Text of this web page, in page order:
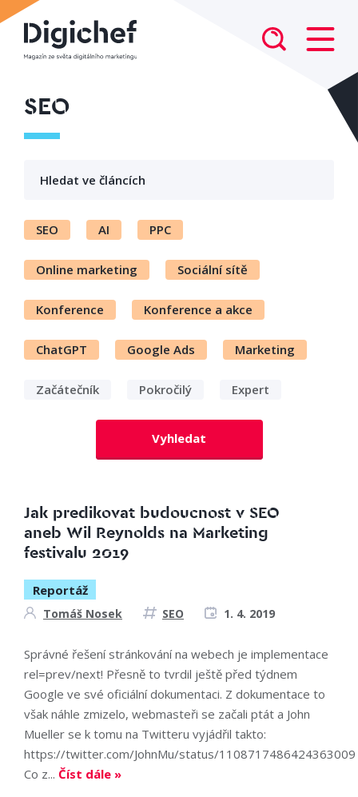
SEO
SEO AI PPC
Online marketing Sociální sítě
Konference Konference a akce
ChatGPT Google Ads Marketing
Začátečník Pokročilý Expert
Vyhledat
Jak predikovat budoucnost v SEO
aneb Wil Reynolds na Marketing
festivalu 2019
Reportáž
Tomáš Nosek SEO 1. 4. 2019
Správné řešení stránkování na webech je implementace
rel=prev/next! Přesně to tvrdil ještě před týdnem
Google ve své oficiální dokumentaci. Z dokumentace to
však náhle zmizelo, webmasteři se začali ptát a John
Mueller se k tomu na Twitteru vyjádřil takto:
https://twitter.com/JohnMu/status/1108717486424363009
Co z... Číst dále »